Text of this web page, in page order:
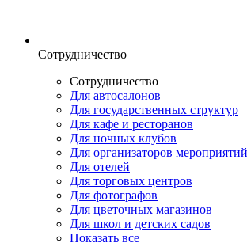
Сотрудничество
Сотрудничество
Для автосалонов
Для государственных структур
Для кафе и ресторанов
Для ночных клубов
Для организаторов мероприятий
Для отелей
Для торговых центров
Для фотографов
Для цветочных магазинов
Для школ и детских садов
Показать все